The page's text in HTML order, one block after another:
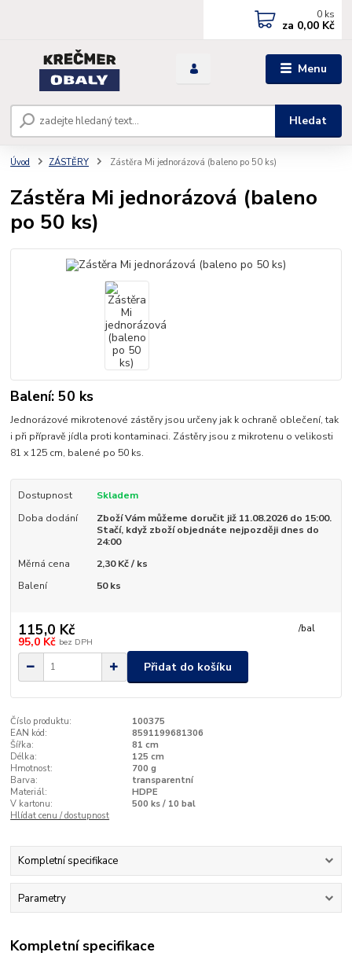
Menu
Hledat
0 ks
za 0,00 Kč
Úvod ZÁSTĚRY Zástěra Mi jednorázová (baleno po 50 ks)
Zástěra Mi jednorázová (baleno
po 50 ks)
Balení: 50 ks
Jednorázové mikrotenové zástěry jsou určeny jak k ochraně oblečení, tak
i při přípravě jídla proti kontaminaci. Zástěry jsou z mikrotenu o velikosti
81 x 125 cm, balené po 50 ks.
Dostupnost
Skladem
Doba dodání
Zboží Vám můžeme doručit již 11.08.2026 do 15:00.
Stačí, když zboží objednáte nejpozději dnes do
24:00
Měrná cena
2,30 Kč / ks
Balení
50 ks
115,0 Kč /bal
95,0 Kč bez DPH
Přidat do košíku
Číslo produktu:
100375
EAN kód:
8591199681306
Šířka:
81 cm
Délka:
125 cm
Hmotnost:
700 g
Barva:
transparentní
Materiál:
HDPE
V kartonu:
500 ks / 10 bal
Hlídat cenu / dostupnost
Kompletní specifikace
Parametry
Kompletní specifikace